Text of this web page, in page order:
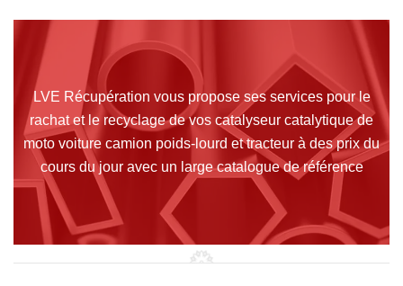
LVE Récupération vous propose ses services pour le
rachat et le recyclage de vos catalyseur catalytique de
moto voiture camion poids-lourd et tracteur à des prix du
cours du jour avec un large catalogue de référence